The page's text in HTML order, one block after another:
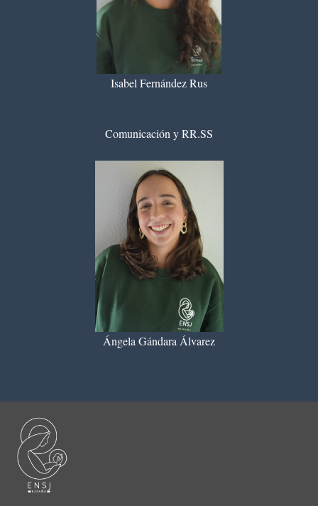
Isabel Fernández Rus
Comunicación y RR.SS
Ángela Gándara Álvarez